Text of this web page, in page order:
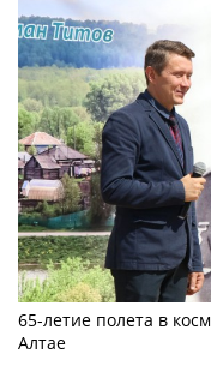
65-летие полета в
Алтае